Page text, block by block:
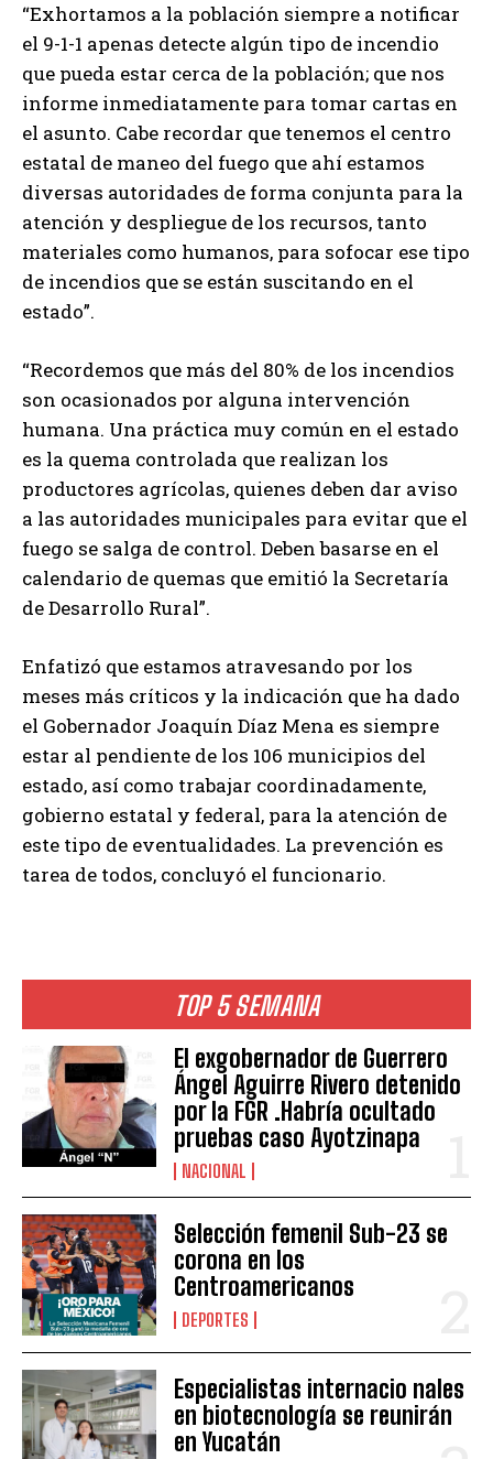
TOP 5 SEMANA
El exgobernador de Guerrero
Ángel Aguirre Rivero detenido
por la FGR .Habría ocultado
pruebas caso Ayotzinapa
NACIONAL
Selección femenil Sub-23 se
corona en los
Centroamericanos
DEPORTES
Especialistas internacio nales
en biotecnología se reunirán
en Yucatán
“Exhortamos a la población siempre a notificar
el 9-1-1 apenas detecte algún tipo de incendio
que pueda estar cerca de la población; que nos
informe inmediatamente para tomar cartas en
el asunto. Cabe recordar que tenemos el centro
estatal de maneo del fuego que ahí estamos
diversas autoridades de forma conjunta para la
atención y despliegue de los recursos, tanto
materiales como humanos, para sofocar ese tipo
de incendios que se están suscitando en el
estado”.
“Recordemos que más del 80% de los incendios
son ocasionados por alguna intervención
humana. Una práctica muy común en el estado
es la quema controlada que realizan los
productores agrícolas, quienes deben dar aviso
a las autoridades municipales para evitar que el
fuego se salga de control. Deben basarse en el
calendario de quemas que emitió la Secretaría
de Desarrollo Rural”.
Enfatizó que estamos atravesando por los
meses más críticos y la indicación que ha dado
el Gobernador Joaquín Díaz Mena es siempre
estar al pendiente de los 106 municipios del
estado, así como trabajar coordinadamente,
gobierno estatal y federal, para la atención de
este tipo de eventualidades. La prevención es
tarea de todos, concluyó el funcionario.